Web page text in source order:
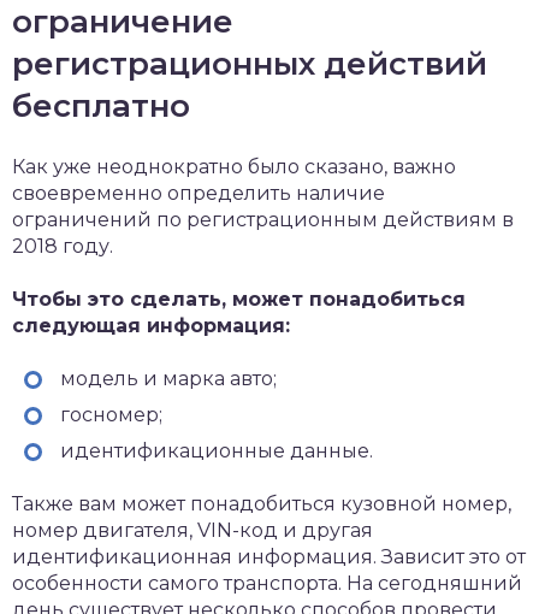
ограничение
регистрационных действий
бесплатно
Как уже неоднократно было сказано, важно
своевременно определить наличие
ограничений по регистрационным действиям в
2018 году.
Чтобы это сделать, может понадобиться
следующая информация:
модель и марка авто;
госномер;
идентификационные данные.
Также вам может понадобиться кузовной номер,
номер двигателя, VIN-код и другая
идентификационная информация. Зависит это от
особенности самого транспорта. На сегодняшний
день существует несколько способов провести